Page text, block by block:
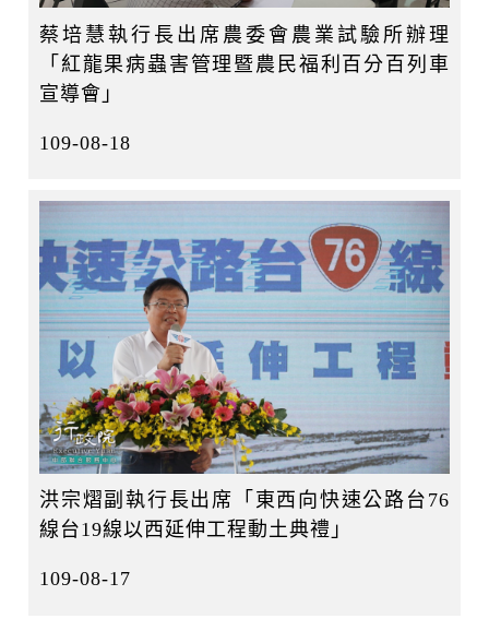
蔡培慧執行長出席農委會農業試驗所辦理
「紅龍果病蟲害管理暨農民福利百分百列車
宣導會」
109-08-18
洪宗熠副執行長出席「東西向快速公路台76
線台19線以西延伸工程動土典禮」
109-08-17